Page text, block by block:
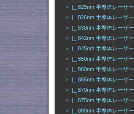
|_ 825nm 半導体レーザー
|_ 826nm 半導体レーザー
|_ 830nm 半導体レーザー
|_ 842nm 半導体レーザー
|_ 845nm 半導体レーザー
|_ 850nm 半導体レーザー
|_ 860nm 半導体レーザー
|_ 865nm 半導体レーザー
|_ 870nm 半導体レーザー
|_ 875nm 半導体レーザー
|_ 880nm 半導体レーザー